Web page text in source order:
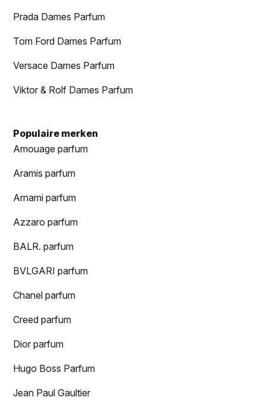
Prada Dames Parfum
Tom Ford Dames Parfum
Versace Dames Parfum
Viktor & Rolf Dames Parfum
Populaire merken
Amouage parfum
Aramis parfum
Arnami parfum
Azzaro parfum
BALR. parfum
BVLGARI parfum
Chanel parfum
Creed parfum
Dior parfum
Hugo Boss Parfum
Jean Paul Gaultier